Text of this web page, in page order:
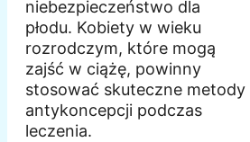
niebezpieczeństwo dla
płodu. Kobiety w wieku
rozrodczym, które mogą
zajść w ciążę, powinny
stosować skuteczne metody
antykoncepcji podczas
leczenia.